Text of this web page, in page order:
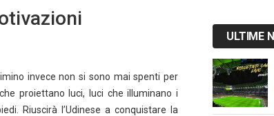
invece non si sono mai spenti per
proiettano luci, luci che illuminano i
Riuscirà l’Udinese a conquistare la
ULTIME